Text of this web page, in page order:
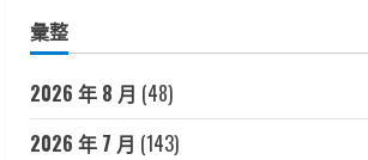
彙整
2026 年 8 月 (48)
2026 年 7 月 (143)